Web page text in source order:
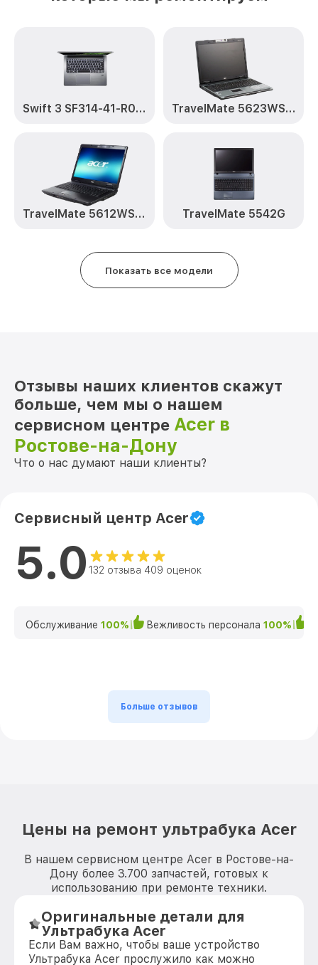
Swift 3 SF314-41-R0TE TravelMate 5623WSMi
TravelMate 5612WSMi TravelMate 5542G
Показать все модели
Отзывы наших клиентов скажут
больше, чем мы о нашем
сервисном центре Acer в
Ростове-на-Дону
Что о нас думают наши клиенты?
Сервисный центр Acer
5.0 132 отзыва 409 оценок
Обслуживание 100% Вежливость персонала 100%
Больше отзывов
Цены на ремонт ультрабука Acer
В нашем сервисном центре Acer в Ростове-на-
Дону более 3.700 запчастей, готовых к
использованию при ремонте техники.
Оригинальные детали для
Ультрабука Acer
Если Вам важно, чтобы ваше устройство
Ультрабука Acer прослужило как можно